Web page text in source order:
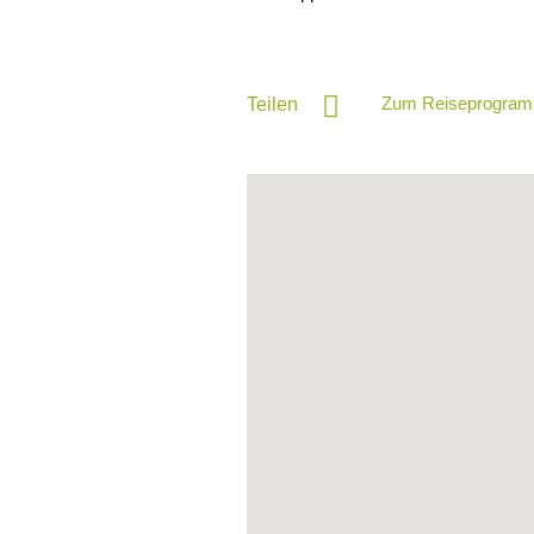
Teilen Zum